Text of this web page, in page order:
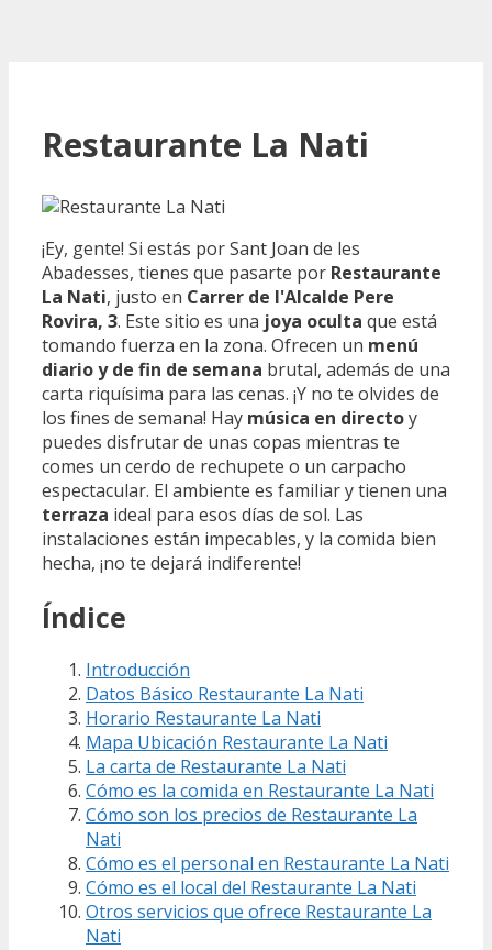
Restaurante La Nati
¡Ey, gente! Si estás por Sant Joan de les
Abadesses, tienes que pasarte por Restaurante
La Nati, justo en Carrer de l'Alcalde Pere
Rovira, 3. Este sitio es una joya oculta que está
tomando fuerza en la zona. Ofrecen un menú
diario y de fin de semana brutal, además de una
carta riquísima para las cenas. ¡Y no te olvides de
los fines de semana! Hay música en directoy
puedes disfrutar de unas copas mientras te
comes un cerdo de rechupete o un carpacho
espectacular. El ambiente es familiar y tienen una
terraza ideal para esos días de sol. Las
instalaciones están impecables, y la comida bien
hecha, ¡no te dejará indiferente!
Índice
Introducción
Datos Básico Restaurante La Nati
Horario Restaurante La Nati
Mapa Ubicación Restaurante La Nati
La carta de Restaurante La Nati
Cómo es la comida en Restaurante La Nati
Cómo son los precios de Restaurante La
Nati
Cómo es el personal en Restaurante La Nati
Cómo es el local del Restaurante La Nati
Otros servicios que ofrece Restaurante La
Nati